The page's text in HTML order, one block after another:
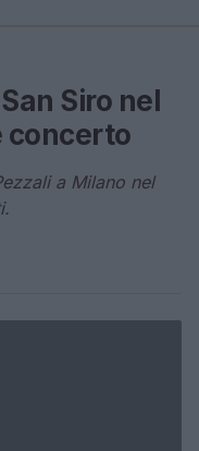
Siro nel
concerto
a Milano nel